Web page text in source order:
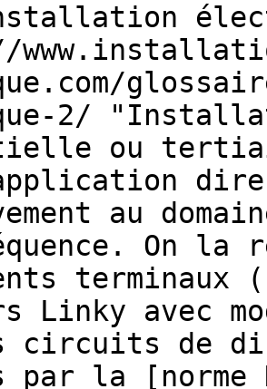
2/
ou
application
au
On la
Linky avec
circuits de
par la [norme